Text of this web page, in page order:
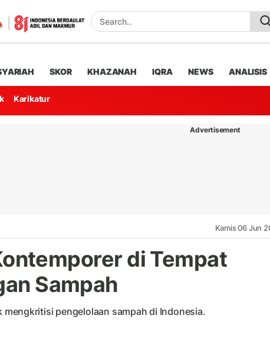
SKOR KHAZANAH IQRA NEWS ANALISIS
Karikatur
Advertisement
Kamis 06 Jun
di Tempat
Sampah
pengelolaan sampah di Indonesia.